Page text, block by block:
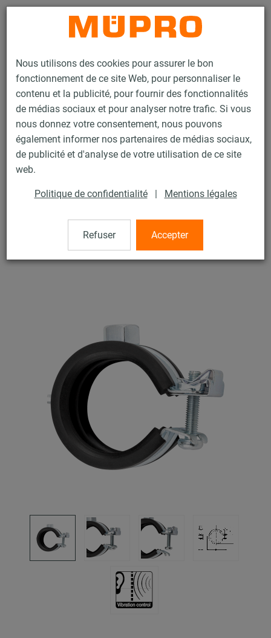
Nous utilisons des cookies pour assurer le bon
fonctionnement de ce site Web, pour personnaliser le
contenu et la publicité, pour fournir des fonctionnalités
de médias sociaux et pour analyser notre trafic. Si vous
nous donnez votre consentement, nous pouvons
également informer nos partenaires de médias sociaux,
de publicité et d'analyse de votre utilisation de ce site
web.
Politique de confidentialité | Mentions légales
Refuser Accepter
Contact
Produits Technique de fixation Colliers OPTIMAL Junior® Easy
2 / 60
OPTIMAL Junior® Easy
OPTIMAL Junior® Easy, M8/M10, 102 mm (101-106 mm),